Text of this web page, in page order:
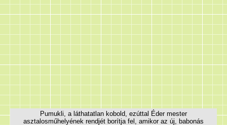
Pumukli, a láthatatlan kobold, ezúttal Éder mester
asztalosműhelyének rendjét borítja fel, amikor az új, babonás